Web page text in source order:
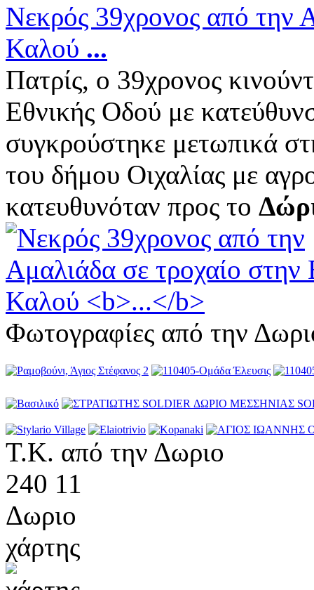
Νεκρός 39χρονος από την
Καλού ...
Πατρίς, ο 39χρονος
Εθνικής Οδού με
συγκρούστηκε μετωπικά
του δήμου Οιχαλίας με
κατευθυνόταν προς το
Φωτογραφίες από την
Τ.Κ. από την Δωριο
240 11
Δωριο
χάρτης